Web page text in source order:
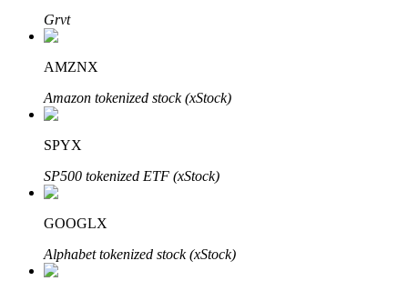
Pelajari tentang mendapatkan penghasilan pasif
Bitrue
AI
Mitra Bitrue
Grvt
AMZNX
Amazon tokenized stock (xStock)
SPYX
SP500 tokenized ETF (xStock)
GOOGLX
Alphabet tokenized stock (xStock)